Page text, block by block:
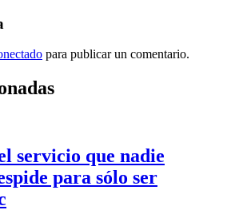
para publicar un comentario.
servicio que nadie
para sólo ser